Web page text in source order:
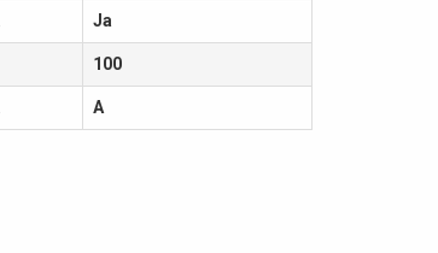
Ja
100
A